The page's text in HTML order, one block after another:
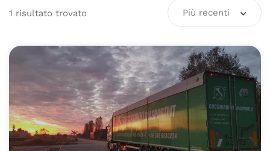
1 risultato trovato Più recenti